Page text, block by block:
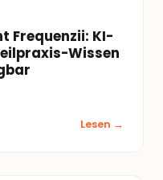
Frequenzii: KI-
Wissen
Lesen →